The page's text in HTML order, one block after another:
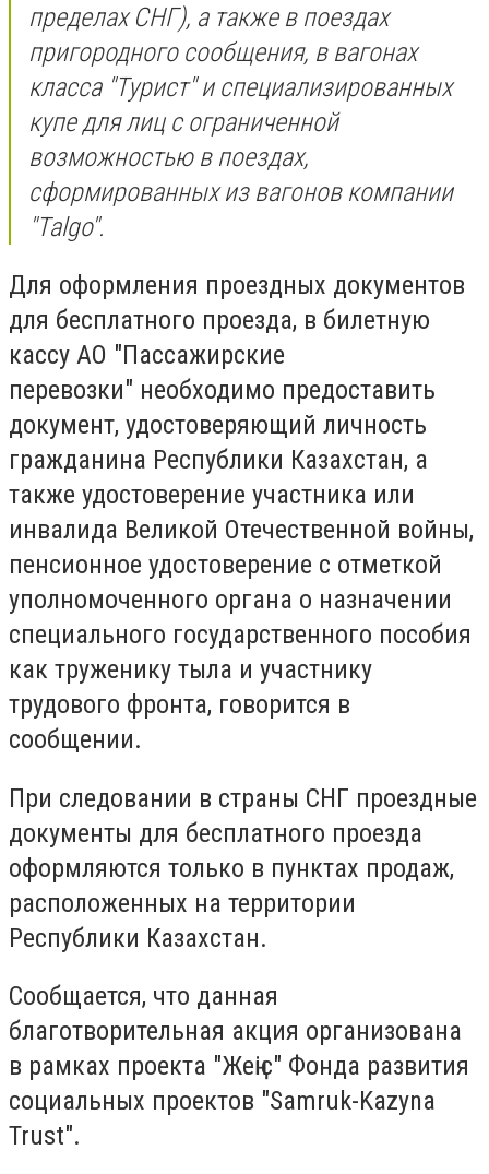
пределах СНГ), а также в поездах
пригородного сообщения, в вагонах
класса "Турист" и специализированных
купе для лиц с ограниченной
возможностью в поездах,
сформированных из вагонов компании
"Talgo".
Для оформления проездных документов
для бесплатного проезда, в билетную
кассу АО "Пассажирские
перевозки" необходимо предоставить
документ, удостоверяющий личность
гражданина Республики Казахстан, а
также удостоверение участника или
инвалида Великой Отечественной войны,
пенсионное удостоверение с отметкой
уполномоченного органа о назначении
специального государственного пособия
как труженику тыла и участнику
трудового фронта, говорится в
сообщении.
При следовании в страны СНГ проездные
документы для бесплатного проезда
оформляются только в пунктах продаж,
расположенных на территории
Республики Казахстан.
Сообщается, что данная
благотворительная акция организована
в рамках проекта "Жеңіс" Фонда развития
социальных проектов "Samruk-Kazyna
Trust".